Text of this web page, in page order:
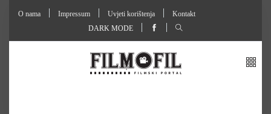
O nama Impressum Uvjeti korištenja
Kontakt
DARK MODE